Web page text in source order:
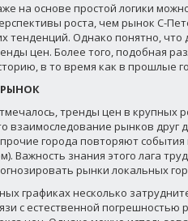
на основе простой логики
роста, чем рынок С-
тенденций. Однако понятно,
цен. Более того, подобная
в то время как в прошлые
тренды цен в крупных
взаимоследование рынков друг
города повторяют
Важность знания этого лага
рынки локальных
графиках несколько
с естественной погрешностью